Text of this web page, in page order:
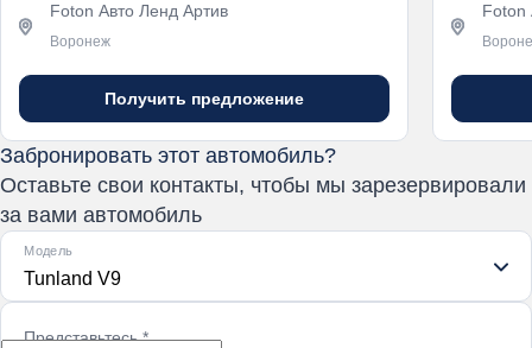
Foton Авто Ленд Артив
Воронеж
Получить предложение
Foton
Забронировать этот автомобиль?
Оставьте свои контакты, чтобы мы зарезервировали
за вами автомобиль
Модель
Tunland V9
Представьтесь*